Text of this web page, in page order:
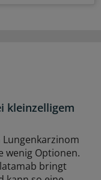
kleinzelligem
wenig Optionen.
bringt